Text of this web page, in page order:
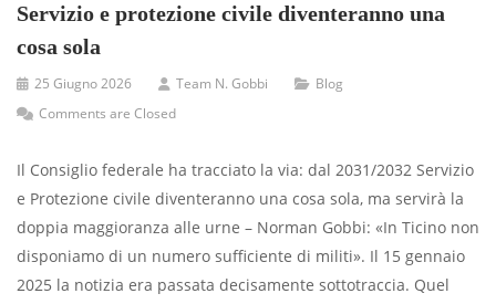
Servizio e protezione civile diventeranno una
cosa sola
25 Giugno 2026 Team N. Gobbi
Blog
Comments are Closed
Il Consiglio federale ha tracciato la via: dal 2031/2032 Servizio
e Protezione civile diventeranno una cosa sola, ma servirà la
doppia maggioranza alle urne – Norman Gobbi: «In Ticino non
disponiamo di un numero sufficiente di militi». Il 15 gennaio
2025 la notizia era passata decisamente sottotraccia. Quel